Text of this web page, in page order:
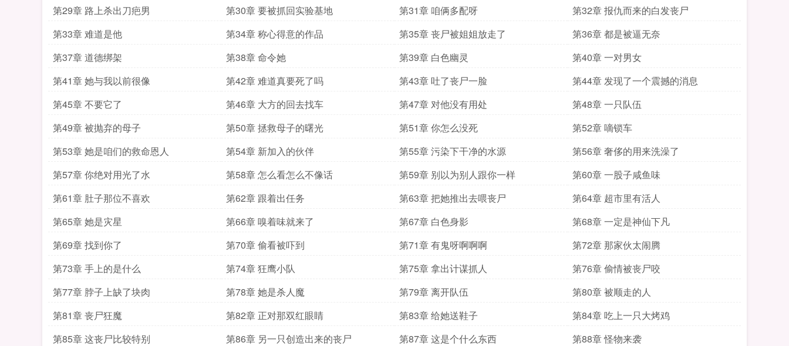
第29章 路上杀出刀疤男
第30章 要被抓回实验基地 第31章 咱俩多配呀
第32章 报仇而来的白发丧尸
第33章 难道是他
第34章 称心得意的作品 第35章 丧尸被姐姐放走了
第36章 都是被逼无奈
第37章 道德绑架
第38章 命令她 第39章 白色幽灵
第40章 一对男女
第41章 她与我以前很像
第42章 难道真要死了吗 第43章 吐了丧尸一脸
第44章 发现了一个震撼的消息
第45章 不要它了
第46章 大方的回去找车 第47章 对他没有用处
第48章 一只队伍
第49章 被抛弃的母子
第50章 拯救母子的曙光 第51章 你怎么没死
第52章 嘀锁车
第53章 她是咱们的救命恩人
第54章 新加入的伙伴 第55章 污染下干净的水源
第56章 奢侈的用来洗澡了
第57章 你绝对用光了水
第58章 怎么看怎么不像话 第59章 别以为别人跟你一样
第60章 一股子咸鱼味
第61章 肚子那位不喜欢
第62章 跟着出任务 第63章 把她推出去喂丧尸
第64章 超市里有活人
第65章 她是灾星
第66章 嗅着味就来了 第67章 白色身影
第68章 一定是神仙下凡
第69章 找到你了
第70章 偷看被吓到 第71章 有鬼呀啊啊啊
第72章 那家伙太闹腾
第73章 手上的是什么
第74章 狂鹰小队 第75章 拿出计谋抓人
第76章 偷情被丧尸咬
第77章 脖子上缺了块肉
第78章 她是杀人魔 第79章 离开队伍
第80章 被顺走的人
第81章 丧尸狂魔
第82章 正对那双红眼睛 第83章 给她送鞋子
第84章 吃上一只大烤鸡
第85章 这丧尸比较特别
第86章 另一只创造出来的丧尸 第87章 这是个什么东西
第88章 怪物来袭